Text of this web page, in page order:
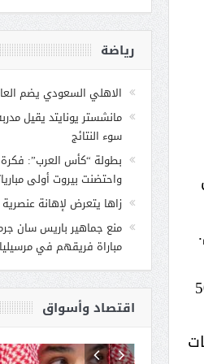
السودانية، و500
رياضة
الاهلي السعودي يضم
مانشستر يونايتد يقيل
سوء النتائج
بطولة “كأس العرب”:
واحتضنت بيروت أولى
زاها يتعرض لإهانة
منع جماهير باريس سان
مباراة فريقهم في
اقتصاد وأسواق